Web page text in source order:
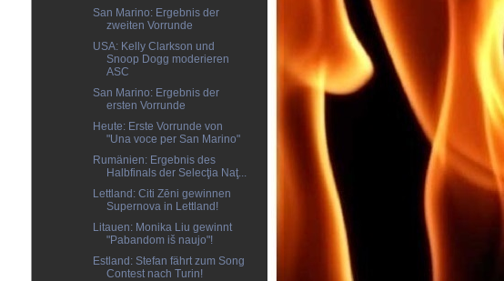
San Marino: Ergebnis der
zweiten Vorrunde
USA: Kelly Clarkson und
Snoop Dogg moderieren
ASC
San Marino: Ergebnis der
ersten Vorrunde
Heute: Erste Vorrunde von
"Una voce per San Marino"
Rumänien: Ergebnis des
Halbfinals der Selecţia Naţ...
Lettland: Citi Zēni gewinnen
Supernova in Lettland!
Litauen: Monika Liu gewinnt
"Pabandom iš naujo"!
Estland: Stefan fährt zum Song
Contest nach Turin!